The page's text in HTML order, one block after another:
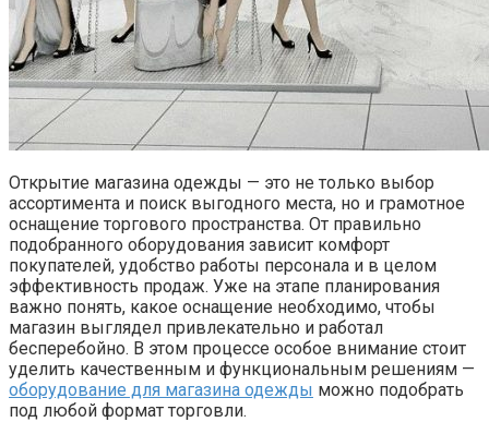
Открытие магазина одежды — это не только выбор
ассортимента и поиск выгодного места, но и грамотное
оснащение торгового пространства. От правильно
подобранного оборудования зависит комфорт
покупателей, удобство работы персонала и в целом
эффективность продаж. Уже на этапе планирования
важно понять, какое оснащение необходимо, чтобы
магазин выглядел привлекательно и работал
бесперебойно. В этом процессе особое внимание стоит
уделить качественным и функциональным решениям —
оборудование для магазина одежды можно подобрать
под любой формат торговли.